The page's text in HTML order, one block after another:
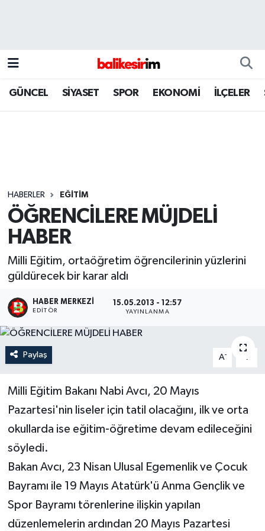
GÜNCEL SİYASET SPOR EKONOMİ İLÇELER
HABERLER EĞİTİM
ÖĞRENCİLERE MÜJDELİ
HABER
Milli Eğitim, ortaöğretim öğrencilerinin yüzlerini
güldürecek bir karar aldı
HABER MERKEZI
EDITÖR
15.05.2013 - 12:57
YAYINLANMA
Paylaş A- A
Milli Eğitim Bakanı Nabi Avcı, 20 Mayıs
Pazartesi'nin liseler için tatil olacağını, ilk ve orta
okullarda ise eğitim-öğretime devam edileceğini
söyledi.
Bakan Avcı, 23 Nisan Ulusal Egemenlik ve Çocuk
Bayramı ile 19 Mayıs Atatürk'ü Anma Gençlik ve
Spor Bayramı törenlerine ilişkin yapılan
düzenlemelerin ardından 20 Mayıs Pazartesi